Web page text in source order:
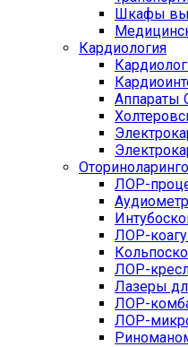
Шкафы
Кардиология
ЛОР-
ЛОР-
ЛОР-
Лазеры
ЛОР-
ЛОР-